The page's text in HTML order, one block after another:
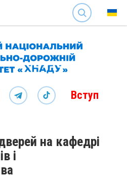
SEARCH
Вступ
на кафедрі
і